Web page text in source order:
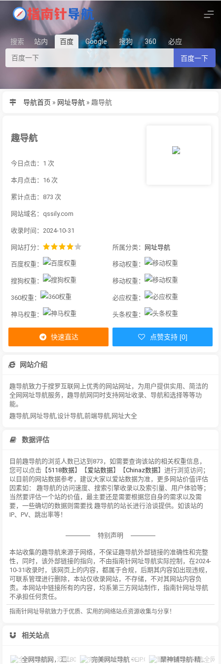
搜索 站内 百度 Google 搜狗 360 必应
百度一下
导航首页 » 网址导航 » 趣导航
趣导航
今日点击：1 次
本月点击：16 次
累计点击：873 次
网站域名：qssily.com
收录时间：2024-10-31
网站打分： 所属分类： 网址导航
百度权重： 移动权重：
搜狗权重： 移动权重：
360权重： 必应权重：
神马权重： 头条权重：
快速直达 点赞支持 [0]
网站介绍
趣导航致力于搜罗互联网上优秀的网站网址，为用户提供实用、简洁的
全网网址导航服务，趣导航网同时支持网址收录、导航和选择等等功
能。
趣导航,网址导航,设计导航,前端导航,网址大全
数据评估
目前趣导航的浏览人数已达到873，如需要查询该站的相关权重信息，
您可以点击【5118数据】【爱站数据】【Chinaz数据】进行浏览访问；
以目前的网站数据参考，建议大家以爱站数据为准，更多网站价值评估
因素如： 趣导航的访问速度、搜索引擎收录以及索引量、用户体验等；
当然要评估一个站的价值，最主要还是需要根据您自身的需求以及需
要，一些确切的数据则需要找 趣导航的站长进行洽谈提供。如该站的
IP、PV、跳出率等！
特别声明
本站收集的趣导航来源于网络，不保证趣导航外部链接的准确性和完整
性，同时，该外部链接的指向，不由指南针网址导航实际控制，在2024-
10-31收录时，该网页上的内容，都属于合规，后期其内容如出现违规，
可联系管理进行删除，本站仅收录网站，不存储，不对其网站内容负
责。本网站中链接所有的内容，均系第三方网站制作，指南针网址导航
不承担任何责任。
指南针网址导航致力于优质、实用的网络站点资源收集与分享！
相关站点
全网导航网，汇聚800+优质导航网站入口 完美网址导航 - 9EIP.COM_ 好用好玩的宝藏资源分享站 聚神铺导航-精选全网超好用的资源网站